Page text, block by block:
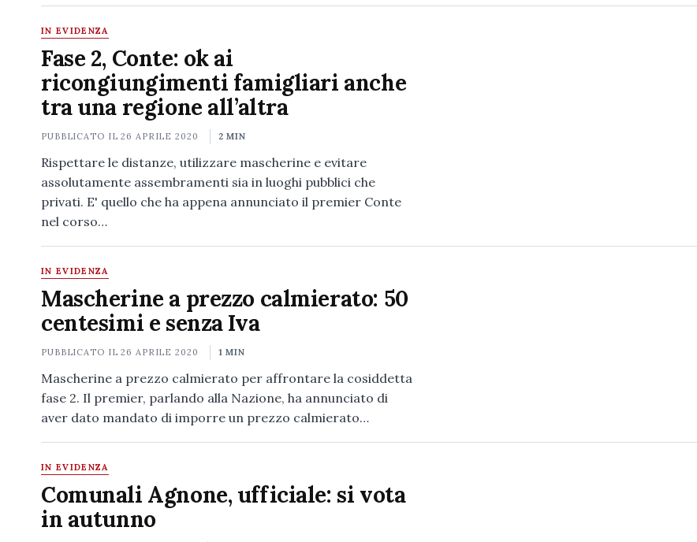
IN EVIDENZA
Fase 2, Conte: ok ai
ricongiungimenti famigliari anche
tra una regione all’altra
PUBBLICATO IL26 APRILE 2020 2 MIN
Rispettare le distanze, utilizzare mascherine e evitare
assolutamente assembramenti sia in luoghi pubblici che
privati. E' quello che ha appena annunciato il premier Conte
nel corso…
IN EVIDENZA
Mascherine a prezzo calmierato: 50
centesimi e senza Iva
PUBBLICATO IL26 APRILE 2020 1 MIN
Mascherine a prezzo calmierato per affrontare la cosiddetta
fase 2. Il premier, parlando alla Nazione, ha annunciato di
aver dato mandato di imporre un prezzo calmierato…
IN EVIDENZA
Comunali Agnone, ufficiale: si vota
in autunno